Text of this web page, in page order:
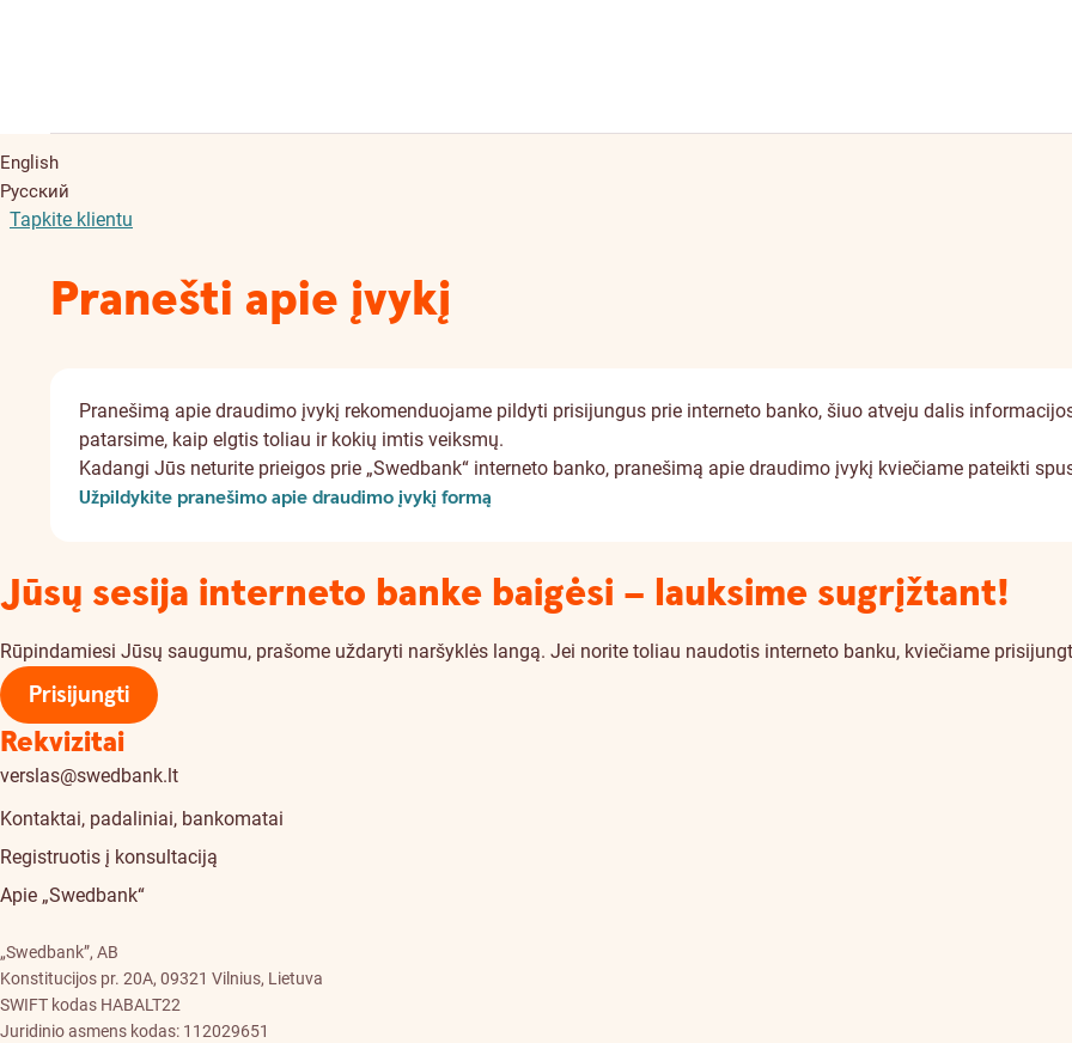
English
Русский
Tapkite klientu
Pranešti apie įvykį
Pranešimą apie draudimo įvykį rekomenduojame pildyti prisijungus prie interneto banko, šiuo atveju dalis
patarsime, kaip elgtis toliau ir kokių imtis veiksmų.
Kadangi Jūs neturite prieigos prie „Swedbank“ interneto banko, pranešimą apie draudimo įvykį kviečiame pateikti
Užpildykite pranešimo apie draudimo įvykį formą
Jūsų sesija interneto banke baigėsi – lauksime sugrįžtant!
Rūpindamiesi Jūsų saugumu, prašome uždaryti naršyklės langą. Jei norite toliau naudotis interneto banku, kviečiame
Prisijungti
Rekvizitai
verslas@swedbank.lt
Kontaktai, padaliniai, bankomatai
Registruotis į konsultaciją
Apie „Swedbank“
„Swedbank”, AB
Konstitucijos pr. 20A, 09321 Vilnius, Lietuva
SWIFT kodas HABALT22
Juridinio asmens kodas: 112029651